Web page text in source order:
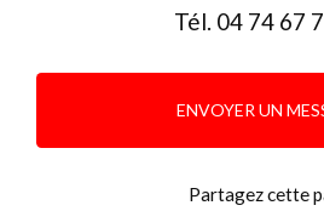
Tél. 04 74 67
ENVOYER UN
Partagez cette